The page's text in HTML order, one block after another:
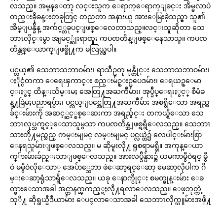
လသည္။ အမွန္ေတာ့ လင္းသူက ေရာက္ေရာက္ျခင္း အိမ္မလာပဲ
တည္းခိုခန္းတခုတြင္ တညတာ အနားယူ အားေမြးခဲ့သည္မွာ သူ၏
အိမ္ျပန္ခ်ိန္ အက်င့္တခုပင္ျဖစ္ေလေတာ့သည္။လင္းသူဆိုတာ သေ
ဘာၤလိုင္းမွာ အျမင့္ဆုံးရာထူး ကပၸတိန္ျဖစ္ေနေသာသူ။ ကပၸ
တိန္တစ္ေယာက္ျဖစ္ဖို႔က မလြယ္လွပါ။
ပင္လယ္၏ သေဘာသဘာဝမ်ား၊ ရာသီဥတု မုန္တိုင္း သေဘာသဘာဝမ်ား၊
ႏိုင္ငံတကာ ေရေၾကာင္း စည္းမ်ဥ္းဥပေဒမ်ား၊ ေရယဥ္ေမာ
င္းႏွင္ ထိန္းသိမ္းမႈ အေတြ႔အႀကဳံမ်ား၊ အုပ္ခ်ဳပ္ေရးႏွင့္ စီမံခ
န္႔ခြဲမႈပညာရပ္မ်ား၊ ပင္လယ္ျပင္အေတြ႔အႀကဳံမ်ား အစရွိေသာ အရည္အ
ခ်င္းမ်ားကို အဆင့္ဆင့္စစ္ေဆးကာ အရည္ခ်င္း တကယ္ရွိေသာ သေ
ဘာၤလုပ္သက္ရင့္ေသာသူမွသာ ကပၸတိန္အျဖစ္ရရွိေလသည္။ သေဘာၤ
သားတို႔မည္သည္ ကမ္းမျမင္ လမ္းမျမင္ ပင္လယ္ထဲ၌ လေပါင္းမ်ားစြာ
ေနရသူမ်ားျဖစ္ေလသည္။ မ ဆိုမူးလို႔ ရူစရာမရွိ။ အကုန္ေယာ
က္်ားမ်ားခ်ည္းသာျဖစ္ေလသည္။ အားလပ္ခ်ိန္မ်ား၌ ယမကာမွီဝဲရင္ မွီ
ဝဲ မမွီဝဲလိုေသာ္ အေပ်ာ္သေဘာ ဖဲေဆာ့ရင္ေဆာ့ မေဆာ့လိုပါက ဂိ
မ္းေဆာ့ရုံသာရွိေလသည္။ ယခု ေနာက္ပိုင္း စမတ္ဖုန္းမ်ား ေခ
တ္စားေသာအခါ အင္တာနက္ၾကည့္ရႈလို႔ရလာေလသည္။ ေဖ့ဘုတ္ကဲ့
သုိ႔ ဆိုရွယ္မီဒီယာမ်ား ေပၚလာေသာအခါ သေဘာၤလိုက္သူမ်ားအဖို႔